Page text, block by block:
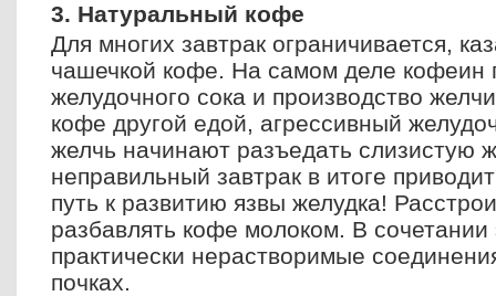
3. Натуральный кофе
Для многих завтрак ограничивается,
чашечкой кофе. На самом деле кофеин
желудочного сока и производство
кофе другой едой, агрессивный
желчь начинают разъедать слизистую
неправильный завтрак в итоге
путь к развитию язвы желудка!
разбавлять кофе молоком. В
практически нерастворимые
почках.